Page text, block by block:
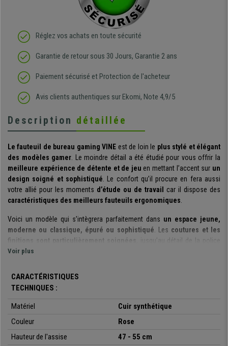
Réglez vos achats en toute sécurité
Garantie de retour sous 30 Jours, Garantie 2 ans
Paiement sécurisé et Protection de l'acheteur
Avis clients authentiques sur Ekomi, Note 4,9/5
Description détaillée
Le fauteuil de bureau gaming VINE est de loin le plus stylé et élégant
des modèles gamer. Le moindre détail a été étudié pour vous offrir la
meilleure expérience de détente et de jeu en mettant l’accent sur un
design soigné et sophistiqué. Le confort qu’il procure en fera aussi
votre allié pour les moments d’étude ou de travail
car il dispose des
caractéristiques des meilleurs fauteuils ergonomiques.
Voici un modèle qui s’intègrera parfaitement dans un espace jeune,
moderne ou classique, épuré ou sophistiqué. Les coutures et les
finitions sont particulièrement soignées
, jusqu’au détail de la police
des lettres en italique brodées sur le coussin lombaire et l’appui-tête. Le
sophistication.
Le confort reste la priorité
de deux coussins ajustables
le long de deux sangles prévues à cet
support lombaire ou cervical .
Il dispose d’un système d'inclinaison synchrone
Voir plus
CARACTÉRISTIQUES
TECHNIQUES :
Matériel
Cuir synthétique
Couleur
Rose
Hauteur de l'assise
47 - 55 cm